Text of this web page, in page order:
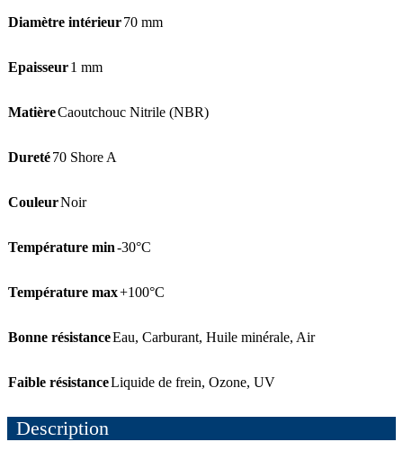
Diamètre intérieur70 mm
Epaisseur1 mm
MatièreCaoutchouc Nitrile (NBR)
Dureté70 Shore A
CouleurNoir
Température min-30°C
Température max+100°C
Bonne résistanceEau, Carburant, Huile minérale, Air
Faible résistanceLiquide de frein, Ozone, UV
Description